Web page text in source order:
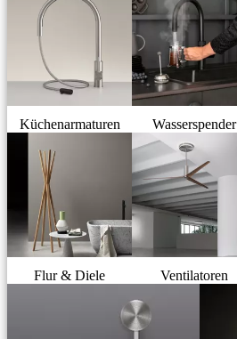
Küchenarmaturen Wasserspender
Flur & Diele Ventilatoren